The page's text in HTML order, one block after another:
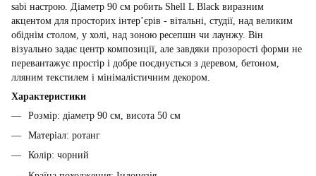
sabi настрою. Діаметр 90 см робить Shell L Black виразним
акцентом для просторих інтер’єрів - вітальні, студії, над великим
обіднім столом, у холі, над зоною ресепшн чи лаунжу. Він
візуально задає центр композиції, але завдяки прозорості форми не
перевантажує простір і добре поєднується з деревом, бетоном,
лляним текстилем і мінімалістичним декором.
Характеристики
Розмір: діаметр 90 см, висота 50 см
Матеріал: ротанг
Колір: чорний